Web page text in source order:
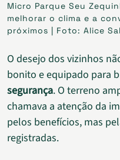
Micro Parque Seu
melhorar o clima e a
próximos | Foto: Alice
O desejo dos vizinhos
bonito e equipado para
segurança. O terreno
chamava a atenção da
pelos benefícios, mas
registradas.